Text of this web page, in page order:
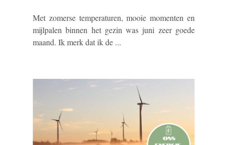
Met zomerse temperaturen, mooie momenten en
mijlpalen binnen het gezin was juni zeer goede
maand. Ik merk dat ik de ...